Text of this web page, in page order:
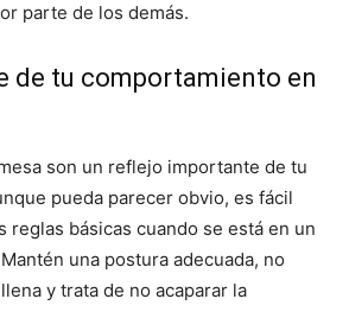
parte de los demás.
de tu comportamiento en
son un reflejo importante de tu
pueda parecer obvio, es fácil
reglas básicas cuando se está en un
una postura adecuada, no
y trata de no acaparar la